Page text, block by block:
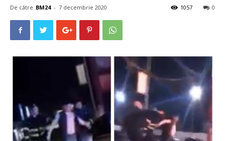
De către BM24 - 7 decembrie 2020 0
1057